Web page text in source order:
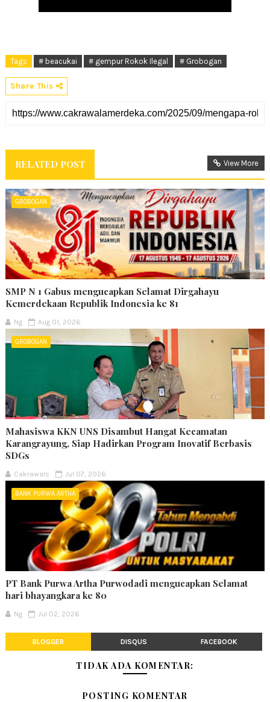
Tags # beacukai # gempur Rokok Ilegal # Grobogan
Share This
RELATED POST View More
GROBOGAN
SMP N 1 Gabus mengucapkan Selamat Dirgahayu
Kemerdekaan Republik Indonesia ke 81
Ng Aug 01, 2026
GROBOGAN
Mahasiswa KKN UNS Disambut Hangat Kecamatan
Karangrayung, Siap Hadirkan Program Inovatif Berbasis
SDGs
Cakrawals Jul 07, 2026
BANK PURWA ARTHA
PT Bank Purwa Artha Purwodadi mengucapkan Selamat
hari bhayangkara ke 80
Ng Jul 02, 2026
BLOGGER DISQUS FACEBOOK
TIDAK ADA KOMENTAR:
POSTING KOMENTAR